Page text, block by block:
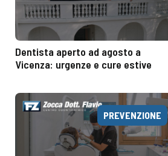
Dentista aperto ad agosto a
Vicenza: urgenze e cure estive
PREVENZIONE